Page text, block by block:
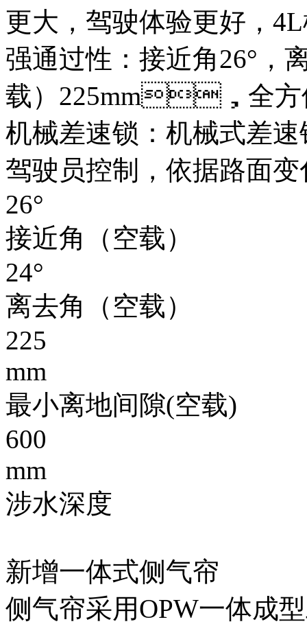
更大，驾驶体验更好
强通过性：接近角26°
载）225mm，全方
机械差速锁：机械式差速
驾驶员控制，依据路面
26°
接近角（空载）
24°
离去角（空载）
225
mm
最小离地间隙(空载)
600
mm
涉水深度
新增一体式侧气帘
侧气帘采用OPW一体成